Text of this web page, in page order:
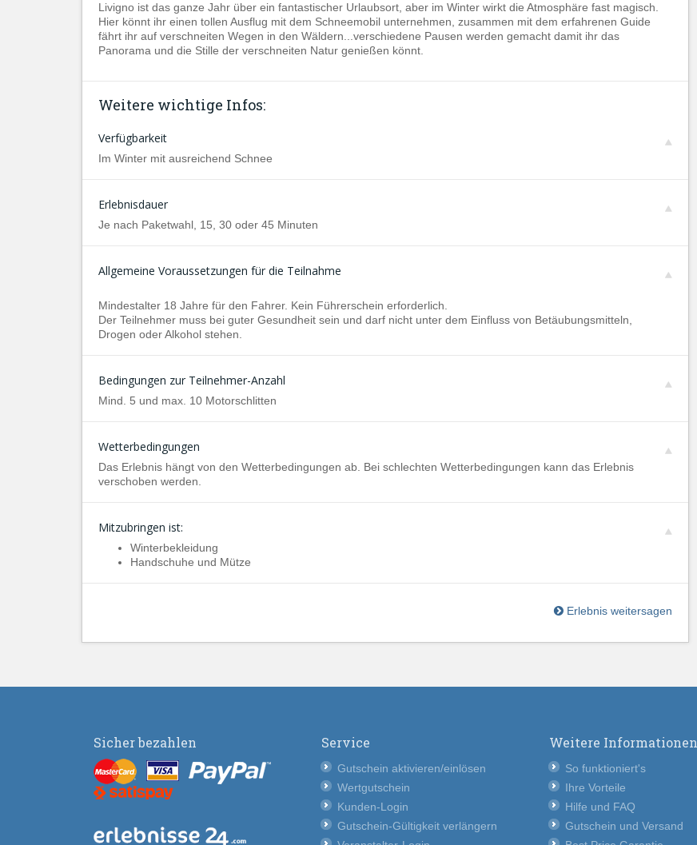
Livigno ist das ganze Jahr über ein fantastischer Urlaubsort, aber im Winter wirkt die Atmosphäre fast magisch.
Hier könnt ihr einen tollen Ausflug mit dem Schneemobil unternehmen, zusammen mit dem erfahrenen Guide
fährt ihr auf verschneiten Wegen in den Wäldern...verschiedene Pausen werden gemacht damit ihr das
Panorama und die Stille der verschneiten Natur genießen könnt.
Weitere wichtige Infos:
Verfügbarkeit
Im Winter mit ausreichend Schnee
Erlebnisdauer
Je nach Paketwahl, 15, 30 oder 45 Minuten
Allgemeine Voraussetzungen für die Teilnahme
Mindestalter 18 Jahre für den Fahrer. Kein Führerschein erforderlich.
Der Teilnehmer muss bei guter Gesundheit sein und darf nicht unter dem Einfluss von Betäubungsmitteln,
Drogen oder Alkohol stehen.
Bedingungen zur Teilnehmer-Anzahl
Mind. 5 und max. 10 Motorschlitten
Wetterbedingungen
Das Erlebnis hängt von den Wetterbedingungen ab. Bei schlechten Wetterbedingungen kann das Erlebnis
verschoben werden.
Mitzubringen ist:
Winterbekleidung
Handschuhe und Mütze
Erlebnis weitersagen
Sicher bezahlen Service
Gutschein aktivieren/einlösen
Wertgutschein
Kunden-Login
Gutschein-Gültigkeit verlängern
Weitere Informationen
So funktioniert's
Ihre Vorteile
Hilfe und FAQ
Gutschein und Versand